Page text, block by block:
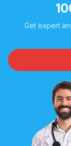
Get expert